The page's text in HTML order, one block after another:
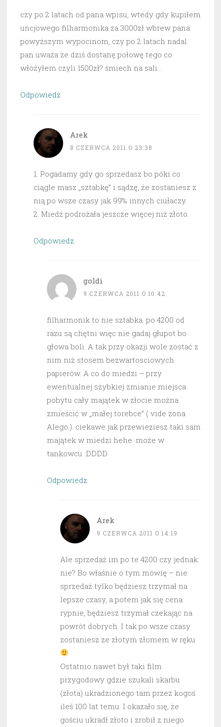
czy po 2 latach od pana wpisu, wtedy gdy kupiłem
uncjowego filharmonika za 3000zł wbrew pana
powyższym wypocinom, czy po 2 latach nadal
pan uważa że dziś dostanę połowę tego co
włożyłem czyli 1500zł? śmiech na sali…
Odpowiedz
Arek
8 CZERWCA 2011 O 23:38
1. Pogadamy gdy go sprzedasz bo póki co
ciągle masz „sztabkę” i sądzę, że zostaniesz z
nią po wsze czasy jak 99% innych ciułaczy.
2. Miedź podrożała jeszcze więcej niż złoto.
Odpowiedz
goldi
9 CZERWCA 2011 O 10:42
filharmonik to nie sztabka. po 4200 od
razu są chętni więc nie gadaj głupot bo
głowa boli. A tak przy okazji wole zostać z
nim niż stosem bezwartosciowych
papierów. A co do miedzi – przy
ewentualnej szybkiej zmianie miejsca
pobytu cały majątek w złocie można
zmieścić w „małej torebce” ( vide żona
Alego:). ciekawe jak przewieziesz taki sam
majątek w miedzi hehe. może w
tankowcu :DDDD
Odpowiedz
Arek
9 CZERWCA 2011 O 14:19
Ale sprzedaż im po te 4200 czy jednak
nie? Bo właśnie o tym mówię – nie
sprzedaż tylko będziesz trzymał na
lepsze czasy, a potem jak się cena
rypnie, będziesz trzymał czekając na
powrót dobrych. I tak po wsze czasy
zostaniesz ze złotym złomem w ręku
Ostatnio nawet był taki film
przygodowy gdzie szukali skarbu
(złota) ukradzionego tam przez kogoś
ileś 100 lat temu. I okazało się, że
gościu ukradł złoto i zrobił z niego